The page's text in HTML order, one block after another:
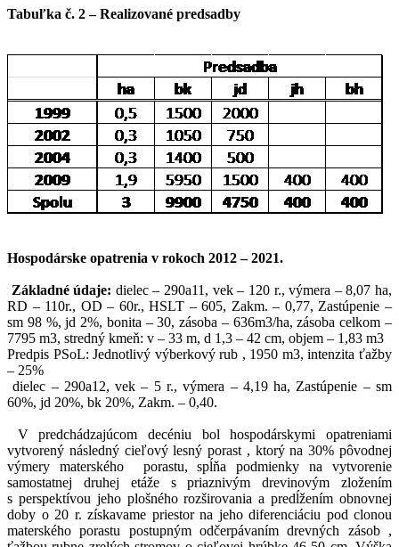
Tabuľka č. 2 – Realizované predsadby
Hospodárske opatrenia v rokoch 2012 – 2021.
Základné údaje: dielec – 290a11, vek – 120 r., výmera –8,07 ha,
RD – 110r., OD – 60r., HSLT – 605, Zakm. – 0,77, Zastúpenie –
sm 98 %, jd 2%, bonita – 30, zásoba – 636m3/ha, zásoba celkom –
7795 m3, stredný kmeň: v – 33 m, d 1,3 – 42 cm, objem – 1,83 m3
Predpis PSoL: Jednotlivý výberkový rub , 1950 m3, intenzita ťažby
– 25%
dielec – 290a12, vek – 5 r., výmera – 4,19 ha, Zastúpenie – sm
60%, jd 20%, bk 20%, Zakm. – 0,40.
V predchádzajúcom decéniu bol hospodárskymi opatreniami
vytvorený následný cieľový lesný porast , ktorý na 30% pôvodnej
výmery materského
porastu, spĺňa podmienky na vytvorenie
samostatnej druhej etáže s priaznivým drevinovým zložením
s perspektívou jeho plošného rozširovania a predĺžením obnovnej
doby o 20 r. získavame priestor na jeho diferenciáciu pod clonou
materského porastu postupným odčerpávaním drevných zásob ,